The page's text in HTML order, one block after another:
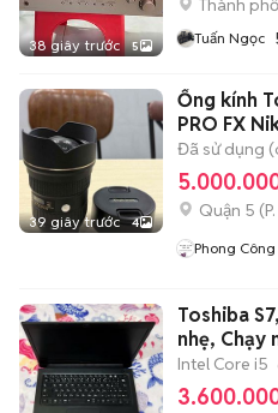
38 giây trước 5
Thành
Tuấn Ngọc
39 giây trước 4
Ống kính
PRO FX
Đã sử dụng
Quận 5 (
Phong
Toshiba
nhẹ, Chạy
Intel Core i5